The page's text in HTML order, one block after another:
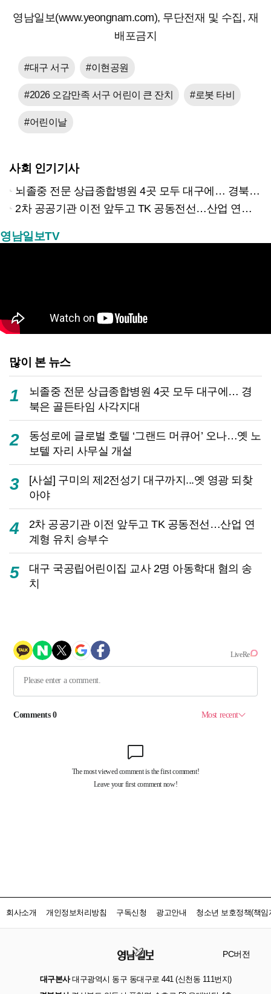
영남일보(www.yeongnam.com), 무단전재 및 수집, 재
배포금지
#대구 서구 #이현공원
#2026 오감만족 서구 어린이 큰 잔치 #로봇 타비
#어린이날
사회 인기기사
뇌졸중 전문 상급종합병원 4곳 모두 대구에… 경북은 골든타임 사각지대
2차 공공기관 이전 앞두고 TK 공동전선…산업 연계형 유치 승부수
영남일보TV
많이 본 뉴스
1
뇌졸중 전문 상급종합병원 4곳 모두 대구에… 경
북은 골든타임 사각지대
2
동성로에 글로벌 호텔 ‘그랜드 머큐어’ 오나…옛 노
보텔 자리 사무실 개설
3
[사설] 구미의 제2전성기 대구까지...옛 영광 되찾
아야
4
2차 공공기관 이전 앞두고 TK 공동전선…산업 연
계형 유치 승부수
5
대구 국공립어린이집 교사 2명 아동학대 혐의 송
치
회사소개 개인정보처리방침 구독신청 광고안내 청소년 보호정책(책임
PC버전
대구본사대구광역시 동구 동대구로 441 (신천동 111번지)